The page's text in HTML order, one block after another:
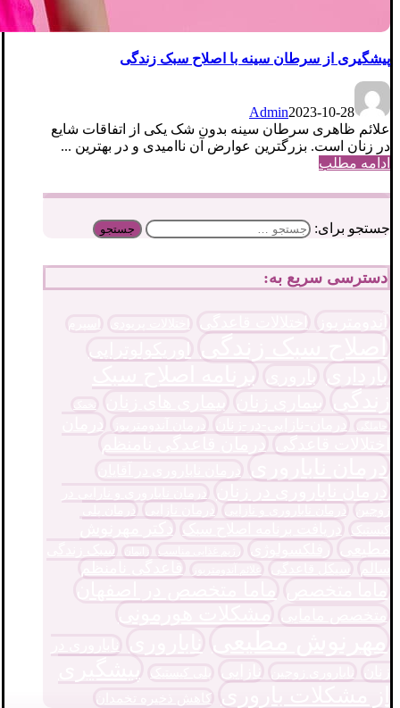
پیشگیری از سرطان سینه با اصلاح سبک زندگی
Admin2023-10-28
علائم ظاهری سرطان سینه بدون شک یکی از اتفاقات شایع
در زنان است. بزرگترین عوارض آن ناامیدی و در بهترین ...
ادامه مطلب
جستجو برای:
دسترسی سریع به:
اختلالات قاعدگی اختلالات پریودی
اصلاح سبک زندگی اوریکولوتراپی
بارداری باروری برنامه اصلاح سبک
زندگی
بیماری زنان بیماری های زنان
تخمک
حاملگی
درمان-نازایی-در-زنان درمان آندومتریوز
درمان
اختلالات قاعدگی درمان قاعدگی نامنظم
درمان ناباروری درمان ناباروری در آقایان
درمان ناباروری در زنان
درمان ناباروری و نارایی در
زوجین
درمان ناباروری و نازایی درمان نازایی
درمان پلی
کیستیک
دریافت برنامه اصلاح سبک
دکتر مهرنوش
مطیعی
رفلکسولوژی رژیم غذایی مناسب زایمان
سبک زندگی
سالم
سیکل قاعدگی علائم آندومتریوز قاعدگی نامنظم
ماما متخصص ماما متخصص در اصفهان
متخصص مامایی مشکلات هورمونی
مهرنوش مطیعی ناباروری
ناباروری در
زنان
ناباروری زوجین نازایی پلی کیستیک
پیشگیری
از مشکلات باروری
کاهش ذخیره تخمدان